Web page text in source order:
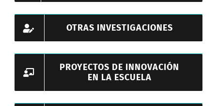
OTRAS INVESTIGACIONES
PROYECTOS DE INNOVACIÓN
EN LA ESCUELA